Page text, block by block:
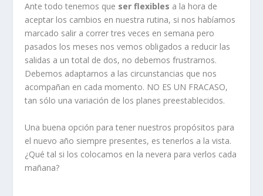
Ante todo tenemos que ser flexibles a la hora de
aceptar los cambios en nuestra rutina, si nos habíamos
marcado salir a correr tres veces en semana pero
pasados los meses nos vemos obligados a reducir las
salidas a un total de dos, no debemos frustrarnos.
Debemos adaptarnos a las circunstancias que nos
acompañan en cada momento. NO ES UN FRACASO,
tan sólo una variación de los planes preestablecidos.
Una buena opción para tener nuestros propósitos para
el nuevo año siempre presentes, es tenerlos a la vista.
¿Qué tal si los colocamos en la nevera para verlos cada
mañana?